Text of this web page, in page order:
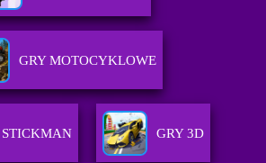
GRY MOTOCYKLOWE
STICKMAN GRY 3D